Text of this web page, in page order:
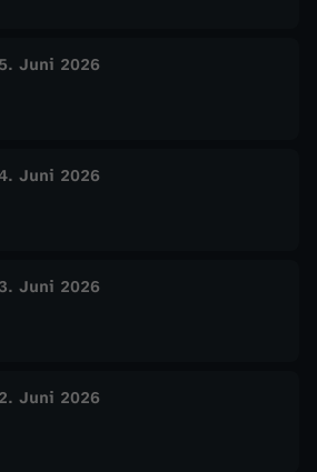
Juni 2026
Juni 2026
Juni 2026
Juni 2026